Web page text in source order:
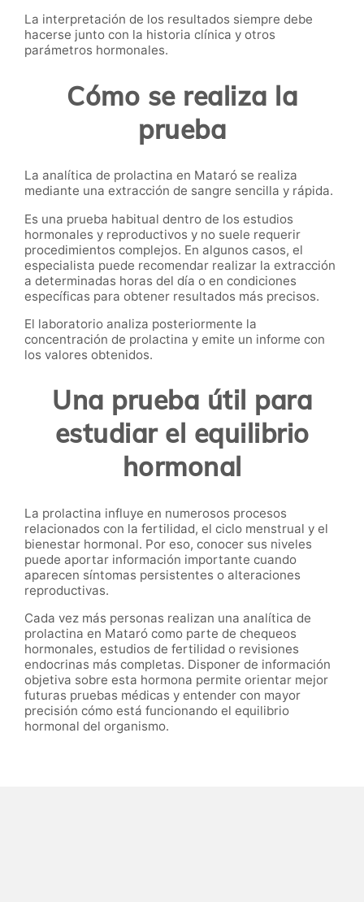
La interpretación de los resultados siempre debe
hacerse junto con la historia clínica y otros
parámetros hormonales.
Cómo se realiza la
prueba
La analítica de prolactina en Mataró se realiza
mediante una extracción de sangre sencilla y rápida.
Es una prueba habitual dentro de los estudios
hormonales y reproductivos y no suele requerir
procedimientos complejos. En algunos casos, el
especialista puede recomendar realizar la extracción
a determinadas horas del día o en condiciones
específicas para obtener resultados más precisos.
El laboratorio analiza posteriormente la
concentración de prolactina y emite un informe con
los valores obtenidos.
Una prueba útil para
estudiar el equilibrio
hormonal
La prolactina influye en numerosos procesos
relacionados con la fertilidad, el ciclo menstrual y el
bienestar hormonal. Por eso, conocer sus niveles
puede aportar información importante cuando
aparecen síntomas persistentes o alteraciones
reproductivas.
Cada vez más personas realizan una analítica de
prolactina en Mataró como parte de chequeos
hormonales, estudios de fertilidad o revisiones
endocrinas más completas. Disponer de información
objetiva sobre esta hormona permite orientar mejor
futuras pruebas médicas y entender con mayor
precisión cómo está funcionando el equilibrio
hormonal del organismo.